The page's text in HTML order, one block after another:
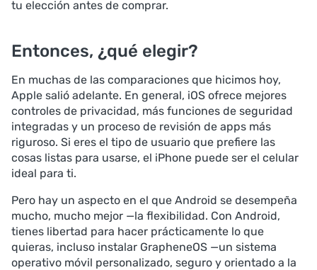
tu elección antes de comprar.
Entonces, ¿qué elegir?
En muchas de las comparaciones que hicimos hoy,
Apple salió adelante. En general, iOS ofrece mejores
controles de privacidad, más funciones de seguridad
integradas y un proceso de revisión de apps más
riguroso. Si eres el tipo de usuario que prefiere las
cosas listas para usarse, el iPhone puede ser el celular
ideal para ti.
Pero hay un aspecto en el que Android se desempeña
mucho, mucho mejor —la flexibilidad. Con Android,
tienes libertad para hacer prácticamente lo que
quieras, incluso instalar GrapheneOS —un sistema
operativo móvil personalizado, seguro y orientado a la